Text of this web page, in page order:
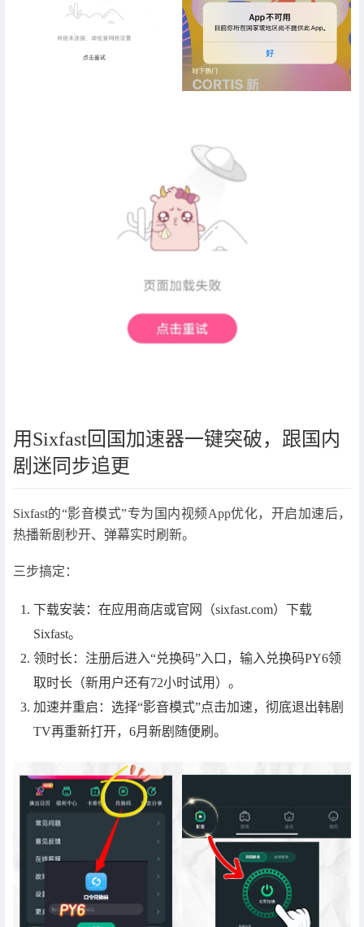
用Sixfast回国加速器一键突破，跟国内
剧迷同步追更
Sixfast的“影音模式”专为国内视频App优化，开启加速后，
热播新剧秒开、弹幕实时刷新。
三步搞定：
下载安装：在应用商店或官网（sixfast.com）下载
Sixfast。
领时长：注册后进入“兑换码”入口，输入兑换码PY6领
取时长（新用户还有72小时试用）。
加速并重启：选择“影音模式”点击加速，彻底退出韩剧
TV再重新打开，6月新剧随便刷。